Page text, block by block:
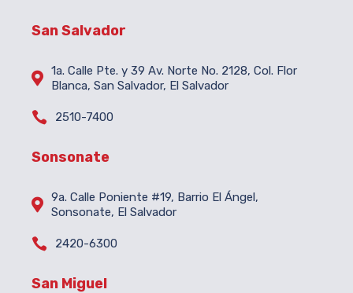
San Salvador
 1a. Calle Pte. y 39 Av. Norte No. 2128, Col. Flor
Blanca, San Salvador, El Salvador
 2510-7400
Sonsonate
 9a. Calle Poniente #19, Barrio El Ángel,
Sonsonate, El Salvador
 2420-6300
San Miguel